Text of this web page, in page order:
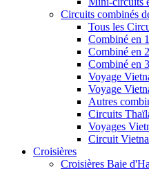
Circuits combinés
Tous les
Combiné en
Combiné en
Combiné en
Voyage
Voyage
Autres
Circuits
Voyages
Circuit
Croisières
Croisières Baie